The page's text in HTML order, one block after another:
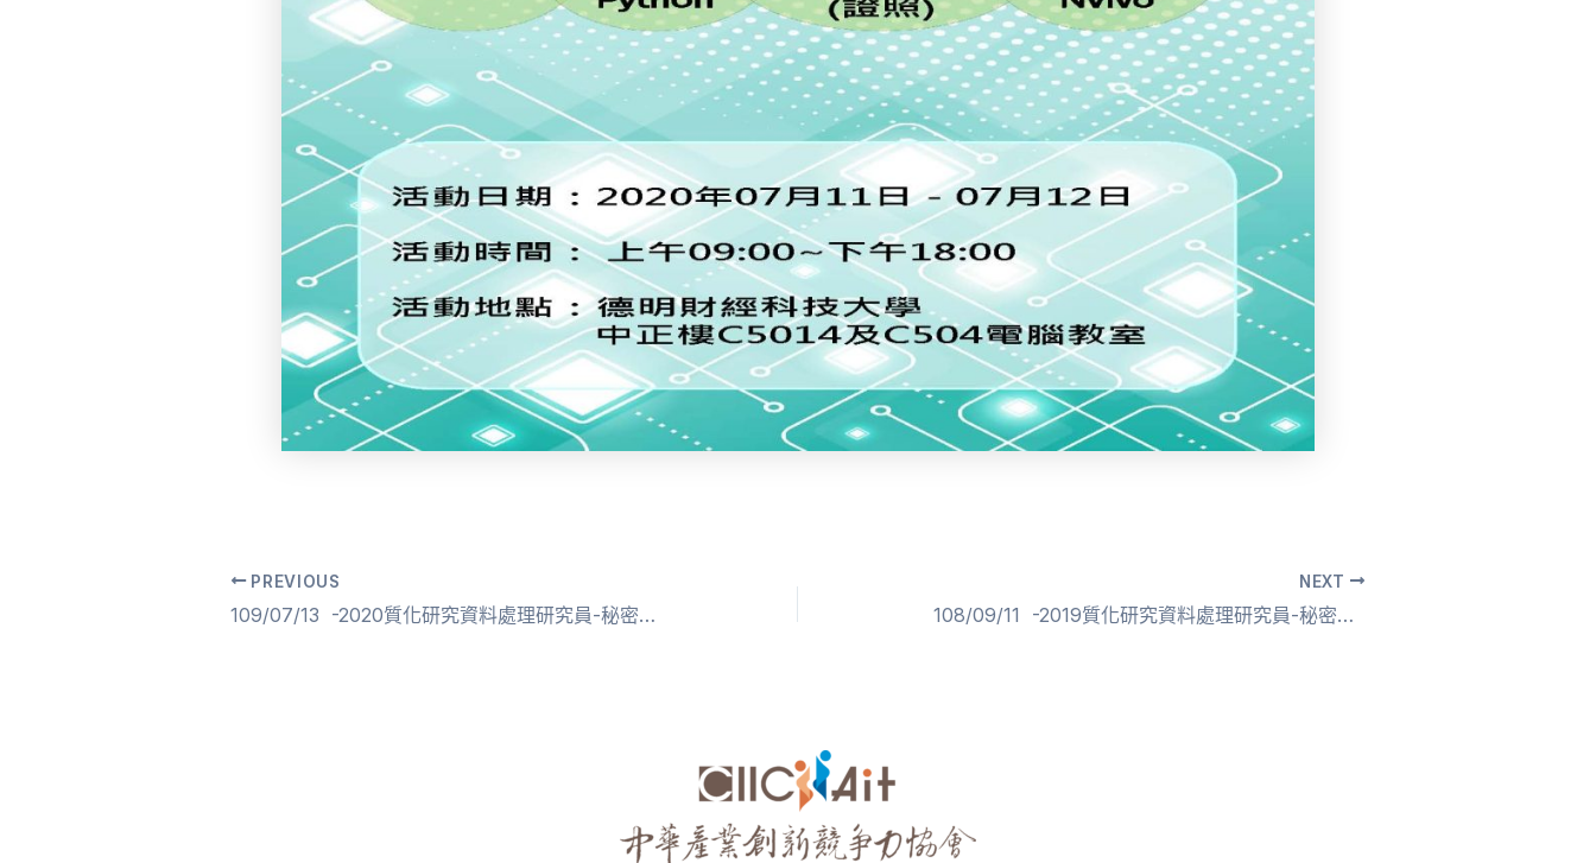
Post
navigation
PREVIOUS
109/07/13 -2020質化研究資料處理研究員-秘密客(認證名單)
NEXT
108/09/11 -2019質化研究資料處理研究員-秘密客(認證名單)